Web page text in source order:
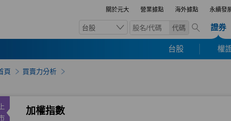
關於元大 營業據點 海外據點 永續發
台股 代碼 證券
台股 權
頁 買賣力分析